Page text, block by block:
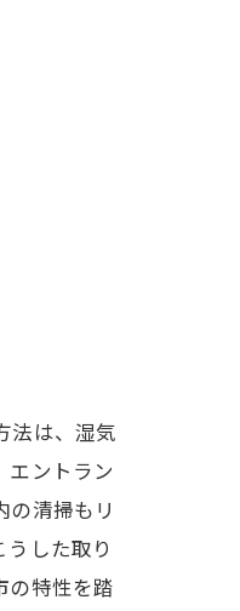
法は、湿気
エントラン
清掃もリ
した取り
の特性を踏